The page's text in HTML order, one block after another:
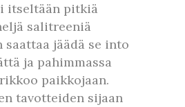
itseltään pitkiä
salitreeniä
jäädä se into
ja pahimmassa
paikkojaan.
tavotteiden sijaan